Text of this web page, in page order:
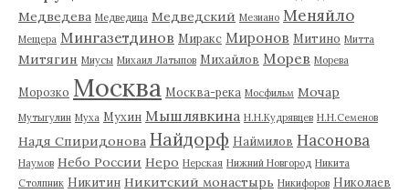
Медведева Медведица Медведский Мезиано Меняйло
Мещера Мингазетдинов Миракс Миронов Митино Митта
Митягин Миусы Михаил Латыпов Михайлов Морев Морева
Морозко Москва Москва-река Мосфильм Мочар
Мутыгулин Муха Мухин Мышлявкина Н.Н.Кудрявцев Н.Н.Семенов
Надя Спиридонова Найдорф Наймилов Насонова
Наумов Небо России Неро Нерская Нижний Новгород Никита
Столпник Никитин Никитский монастырь Никифоров Николаев